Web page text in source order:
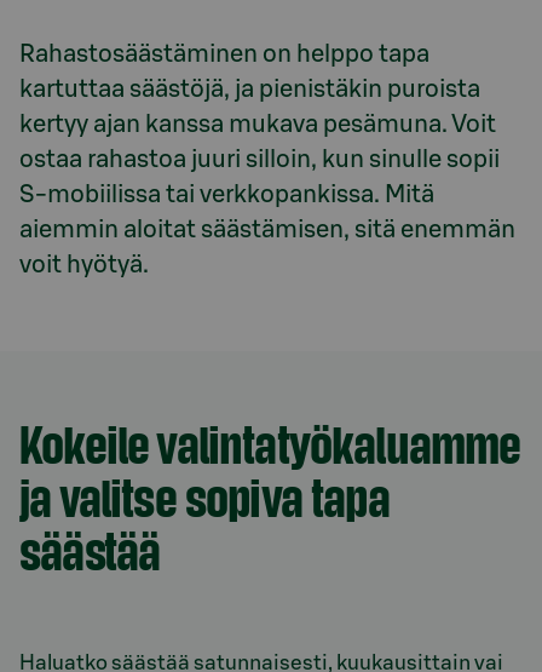
Rahastosäästäminen on helppo tapa
kartuttaa säästöjä, ja pienistäkin puroista
kertyy ajan kanssa mukava pesämuna. Voit
ostaa rahastoa juuri silloin, kun sinulle sopii
S-mobiilissa tai verkkopankissa. Mitä
aiemmin aloitat säästämisen, sitä enemmän
voit hyötyä.
Kokeile valintatyökaluamme
ja valitse sopiva tapa
säästää
Haluatko säästää satunnaisesti, kuukausittain vai